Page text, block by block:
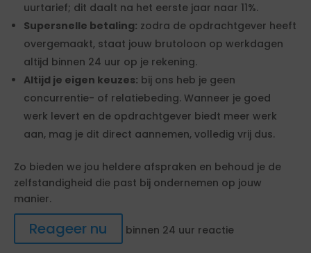
uurtarief; dit daalt na het eerste jaar naar 11%.
Supersnelle betaling: zodra de opdrachtgever heeft
overgemaakt, staat jouw brutoloon op werkdagen
altijd binnen 24 uur op je rekening.
Altijd je eigen keuzes: bij ons heb je geen
concurrentie- of relatiebeding. Wanneer je goed
werk levert en de opdrachtgever biedt meer werk
aan, mag je dit direct aannemen, volledig vrij dus.
Zo bieden we jou heldere afspraken en behoud je de
zelfstandigheid die past bij ondernemen op jouw
manier.
Reageer nu
binnen 24 uur reactie